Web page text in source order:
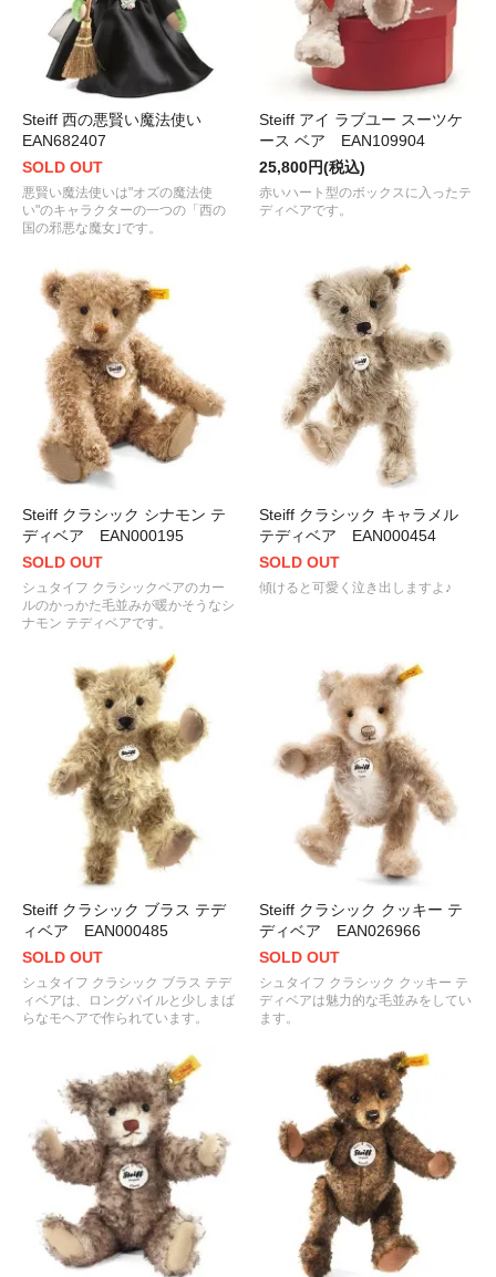
Steiff 西の悪賢い魔法使い
EAN682407
SOLD OUT
悪賢い魔法使いは"オズの魔法使
い"のキャラクターの一つの「西の
国の邪悪な魔女｣です。
Steiff アイ ラブユー スーツケ
ース ベア EAN109904
25,800円(税込)
赤いハート型のボックスに入ったテ
ディベアです。
Steiff クラシック シナモン テ
ディベア EAN000195
SOLD OUT
シュタイフ クラシックベアのカー
ルのかっかた毛並みが暖かそうなシ
ナモン テディベアです。
Steiff クラシック キャラメル
テディベア EAN000454
SOLD OUT
傾けると可愛く泣き出しますよ♪
Steiff クラシック ブラス テデ
ィベア EAN000485
SOLD OUT
シュタイフ クラシック ブラス テデ
ィベアは、ロングパイルと少しまば
らなモヘアで作られています。
Steiff クラシック クッキー テ
ディベア EAN026966
SOLD OUT
シュタイフ クラシック クッキー テ
ディベアは魅力的な毛並みをしてい
ます。